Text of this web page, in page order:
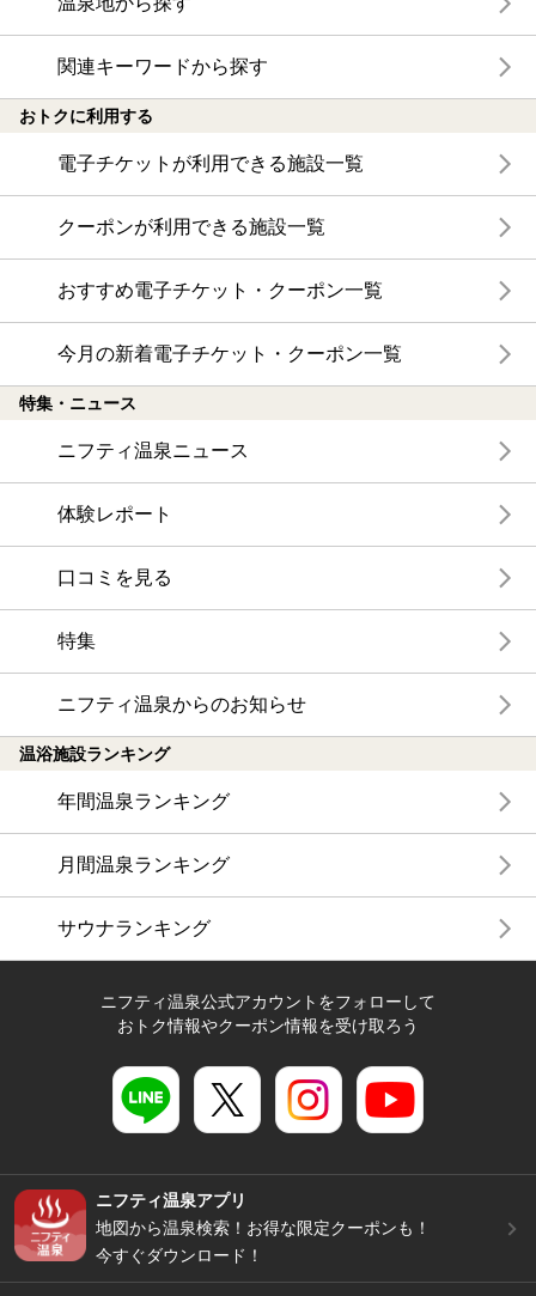
関連キーワードから探す
おトクに利用する
電子チケットが利用できる施設一覧
クーポンが利用できる施設一覧
おすすめ電子チケット・クーポン一覧
今月の新着電子チケット・クーポン一覧
特集・ニュース
ニフティ温泉ニュース
体験レポート
口コミを見る
特集
ニフティ温泉からのお知らせ
温浴施設ランキング
年間温泉ランキング
月間温泉ランキング
サウナランキング
ニフティ温泉公式アカウントをフォローして
おトク情報やクーポン情報を受け取ろう
ニフティ温泉アプリ
地図から温泉検索！お得な限定クーポンも！
今すぐダウンロード！